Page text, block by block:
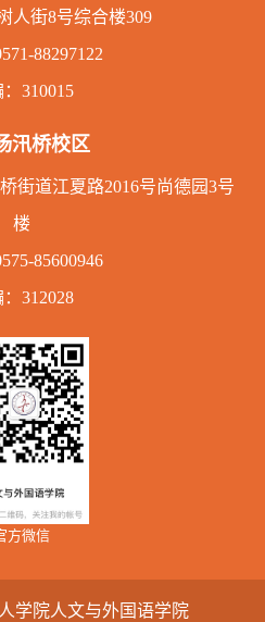
人街8号综合楼309
88297122
310015
汛桥校区
街道江夏路2016号尚德园3号
楼
85600946
312028
方微信
学院人文与外国语学院